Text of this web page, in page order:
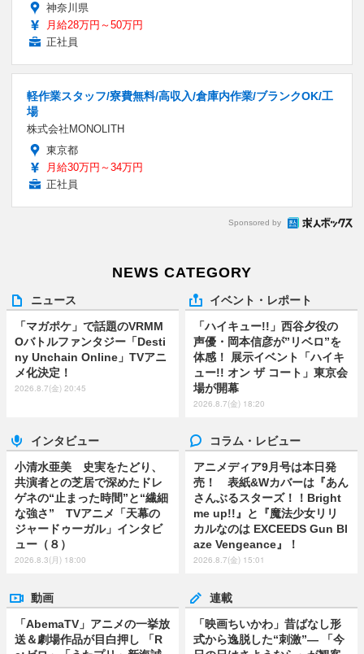
神奈川県
月給28万円～50万円
正社員
軽作業スタッフ/寮費無料/高収入/倉庫内作業/ブランクOK/工
場
株式会社MONOLITH
東京都
月給30万円～34万円
正社員
Sponsored by
NEWS CATEGORY
ニュース
「マガポケ」で話題のVRMM
Oバトルファンタジー「Desti
ny Unchain Online」TVアニ
メ化決定！
2026.8.7(金) 20:45
イベント・レポート
「ハイキュー!!」西谷夕役の
声優・岡本信彦が”リベロ”を
体感！ 展示イベント「ハイキ
ュー!! オン ザ コート」東京会
場が開幕
2026.8.7(金) 18:20
インタビュー
小清水亜美 史実をたどり、
共演者との芝居で深めたドレ
ゲネの“止まった時間”と“繊細
な強さ” TVアニメ「天幕の
ジャードゥーガル」インタビ
ュー（８）
2026.8.3(月) 18:00
コラム・レビュー
アニメディア9月号は本日発
売！ 表紙&Wカバーは『あん
さんぶるスターズ！！Bright
me up!!』と『魔法少女リリ
カルなのは EXCEEDS Gun Bl
aze Vengeance』！
2026.8.7(金) 15:01
動画
「AbemaTV」アニメの一挙放
送＆劇場作品が目白押し 「R
連載
「映画ちいかわ」昔ばなし形
式から逸脱した“刺激”― 「今